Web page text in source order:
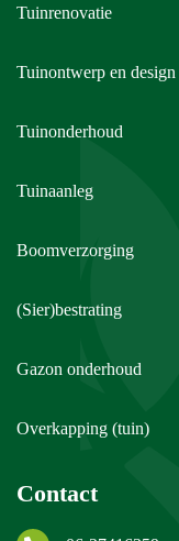
Tuinrenovatie
Tuinontwerp en design
Tuinonderhoud
Tuinaanleg
Boomverzorging
(Sier)bestrating
Gazon onderhoud
Overkapping (tuin)
Contact